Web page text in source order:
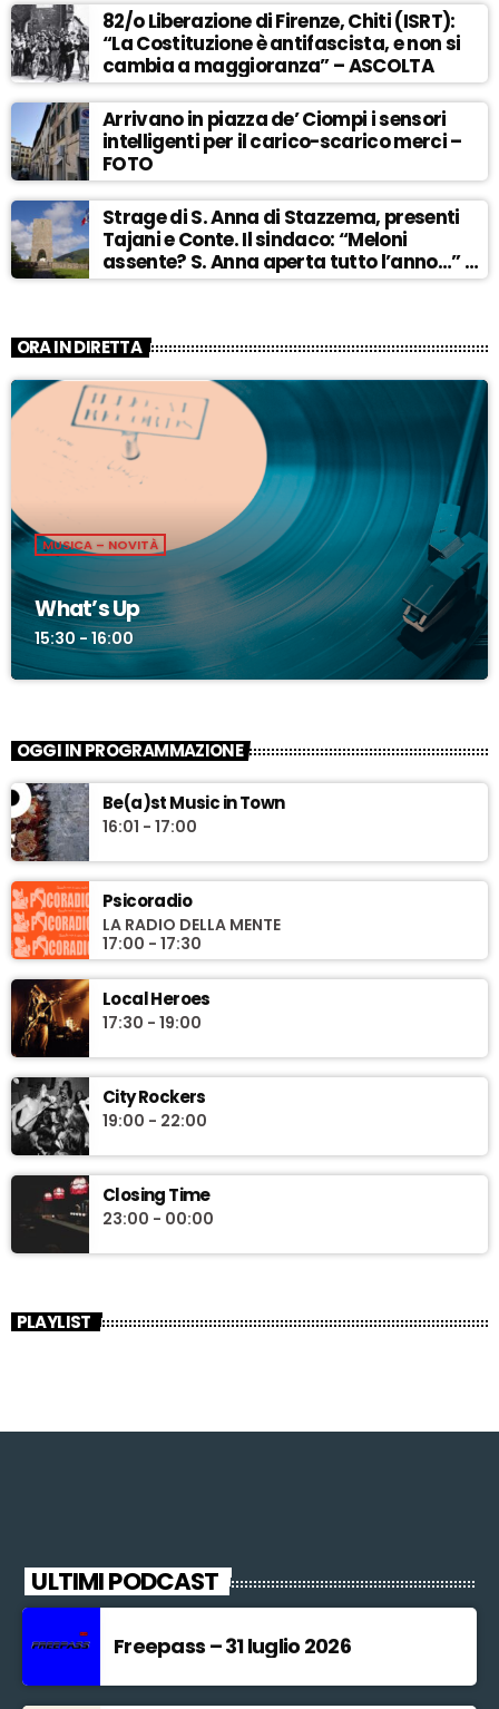
82/o Liberazione di Firenze, Chiti (ISRT):
“La Costituzione è antifascista, e non si
cambia a maggioranza” – ASCOLTA
Arrivano in piazza de’ Ciompi i sensori
intelligenti per il carico-scarico merci –
FOTO
Strage di S. Anna di Stazzema, presenti
Tajani e Conte. Il sindaco: “Meloni
assente? S. Anna aperta tutto l’anno…” –
ASCOLTA
ORA IN DIRETTA
MUSICA – NOVITÀ
What’s Up
15:30 - 16:00
OGGI IN PROGRAMMAZIONE
Be(a)st Music in Town
16:01 - 17:00
Psicoradio
LA RADIO DELLA MENTE
17:00 - 17:30
Local Heroes
17:30 - 19:00
City Rockers
19:00 - 22:00
Closing Time
23:00 - 00:00
PLAYLIST
ULTIMI PODCAST
Freepass – 31 luglio 2026